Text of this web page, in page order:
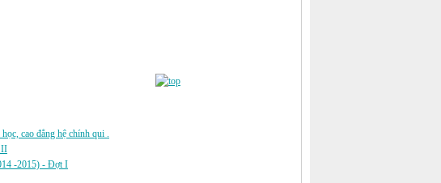
cao đẳng hệ chính qui .
II
-2015) - Đợt I